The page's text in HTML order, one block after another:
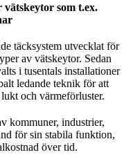
som t.ex.
täcksystem utvecklat för
av vätskeytor. Sedan
i tusentals installationer
ledande teknik för att
och värmeförluster.
kommuner, industrier,
för sin stabila funktion,
över tid.